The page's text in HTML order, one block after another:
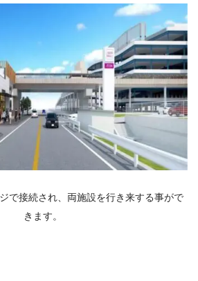
で接続され、両施設を行き来する事がで
きます。